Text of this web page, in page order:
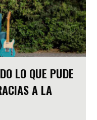
LO QUE PUDE
A LA